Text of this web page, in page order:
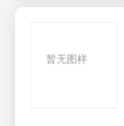
暂无图样